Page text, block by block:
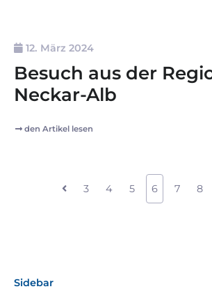
12. März 2024
Besuch aus der
Neckar-Alb
den Artikel lesen
3 4 5 6 7 8
Sidebar